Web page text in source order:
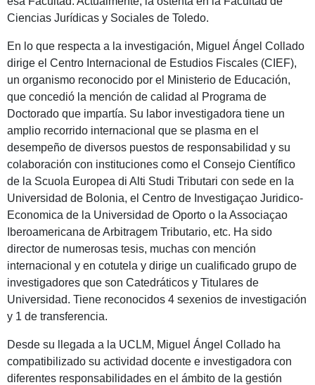
Ciencias Jurídicas y Sociales de Toledo.
En lo que respecta a la investigación, Miguel Ángel Collado
dirige el Centro Internacional de Estudios Fiscales (CIEF),
un organismo reconocido por el Ministerio de Educación,
que concedió la mención de calidad al Programa de
Doctorado que impartía. Su labor investigadora tiene un
amplio recorrido internacional que se plasma en el
desempeño de diversos puestos de responsabilidad y su
colaboración con instituciones como el Consejo Científico
de la Scuola Europea di Alti Studi Tributari con sede en la
Universidad de Bolonia, el Centro de Investigaçao Juridico-
Economica de la Universidad de Oporto o la Associaçao
Iberoamericana de Arbitragem Tributario, etc. Ha sido
director de numerosas tesis, muchas con mención
internacional y en cotutela y dirige un cualificado grupo de
investigadores que son Catedráticos y Titulares de
Universidad. Tiene reconocidos 4 sexenios de investigación
y 1 de transferencia.
Desde su llegada a la UCLM, Miguel Ángel Collado ha
compatibilizado su actividad docente e investigadora con
diferentes responsabilidades en el ámbito de la gestión